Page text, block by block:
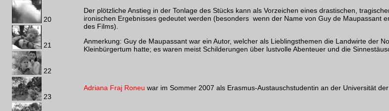
20
21
22
23
Der plötzliche Anstieg in der Tonlage des Stücks kann als Vorzeichen eines drastischen,
ironischen Ergebnisses gedeutet werden (besonders wenn der Name von Guy de Maupassant
des Films).
Anmerkung: Guy de Maupassant war ein Autor, welcher als Lieblingsthemen die Landwirte der
Kleinbürgertum hatte; es waren meist Schilderungen über lustvolle Abenteuer und die
Adriana Fraj Roneu war im Sommer 2007 als Erasmus-Austauschstudentin an der Universität der